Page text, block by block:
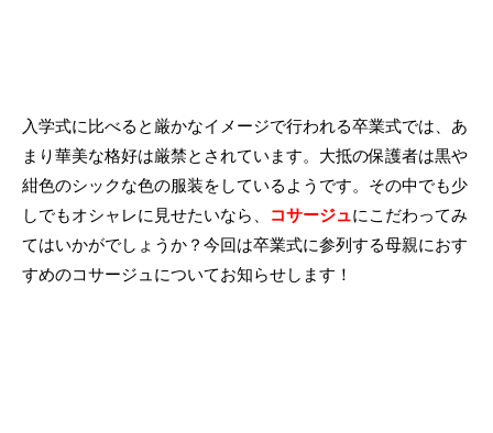
入学式に比べると厳かなイメージで行われる卒業式では、あ
まり華美な格好は厳禁とされています。大抵の保護者は黒や
紺色のシックな色の服装をしているようです。その中でも少
しでもオシャレに見せたいなら、
コサージュにこだわってみ
てはいかがでしょうか？今回は卒業式に参列する母親におす
すめのコサージュについてお知らせします！